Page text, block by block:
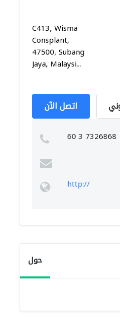
C413, Wisma
Consplant,
47500, Subang
Jaya, Malaysi...
اتصل الآن
60 3 7326868
http://
حول